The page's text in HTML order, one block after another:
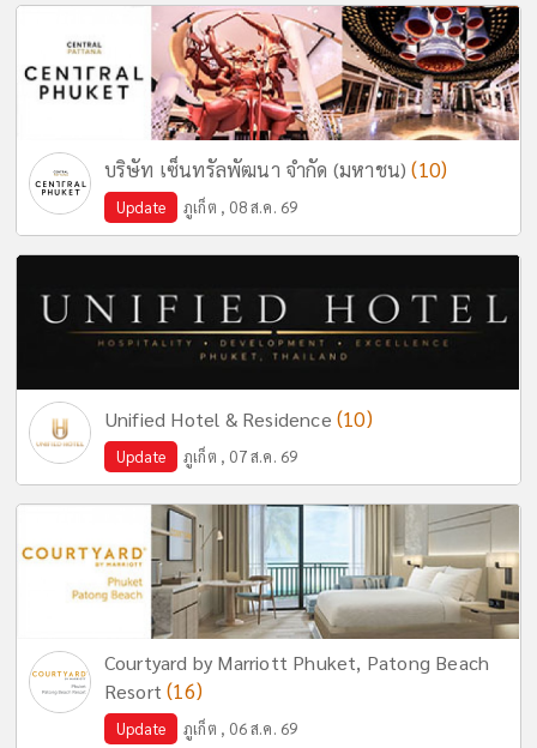
บริษัท เซ็นทรัลพัฒนา จำกัด (มหาชน)(10)
Update ภูเก็ต , 08 ส.ค. 69
Unified Hotel & Residence (10)
Update ภูเก็ต , 07 ส.ค. 69
Courtyard by Marriott Phuket, Patong Beach
Resort(16)
Update ภูเก็ต , 06 ส.ค. 69